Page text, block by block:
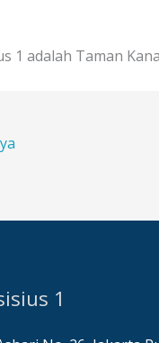
1 adalah Taman
1